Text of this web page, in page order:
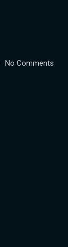
No Comments